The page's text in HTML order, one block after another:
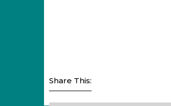
Share This: